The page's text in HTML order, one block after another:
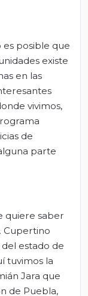
es posible que
existe
en las
vivimos,
de
parte
quiere saber
Cupertino
estado de
tuvimos la
Jara que
de Puebla,